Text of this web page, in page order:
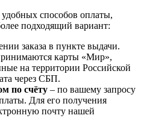
способов оплаты,
подходящий вариант:
заказа в пункте выдачи.
карты «Мир»,
на территории Российской
через СБП.
по счёту – по вашему запросу
Для его получения
почту нашей